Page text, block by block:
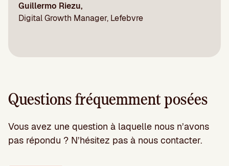
Guillermo Riezu,
Digital Growth Manager, Lefebvre
Questions fréquemment posées
Vous avez une question à laquelle nous n’avons
pas répondu ? N’hésitez pas à nous contacter.